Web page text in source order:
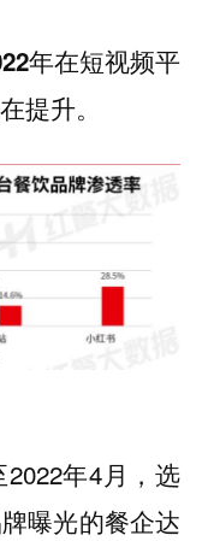
年在短视频平
提升。
年4月，选
曝光的餐企达